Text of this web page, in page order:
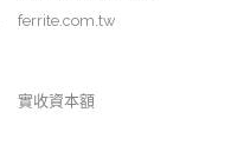
ferrite.com.tw
實收資本額